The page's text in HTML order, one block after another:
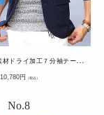
通
10,780円 （税込）